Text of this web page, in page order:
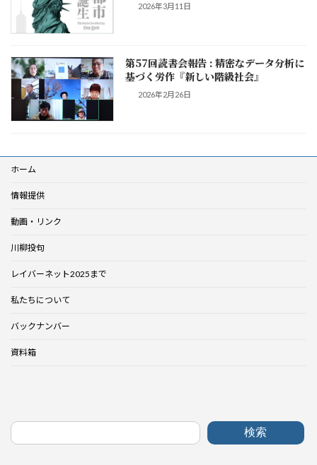
2026年3月11日
第57回読書会報告 : 精密なデータ分析に
基づく労作『新しい階級社会』
2026年2月26日
ホーム
情報提供
動画・リンク
川柳投句
レイバーネット2025まで
私たちについて
バックナンバー
資料箱
検索